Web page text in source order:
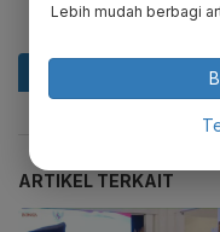
ARTIKEL TERKAIT
Lebih mudah berbagi